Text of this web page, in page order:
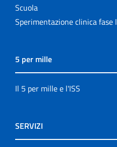
Scuola
Sperimentazione clinica fase I
5 per mille
Il 5 per mille e l'ISS
SERVIZI